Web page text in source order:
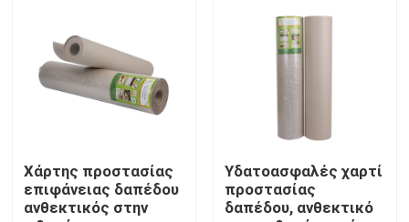
Σπίτι
Χάρτης προστασίας
επιφάνειας δαπέδου
ανθεκτικός στην
Υδατοασφαλές χαρτί
προστασίας
δαπέδου, ανθεκτικό